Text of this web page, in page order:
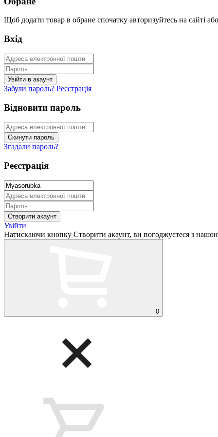
Щоб додати товар в обране спочатку авторизуйтесь на сайті або
Вхід
Забули пароль? Реєстрація
Відновити пароль
Згадали пароль?
Реєстрація
Увійти
Натискаючи кнопку Створити акаунт, ви погоджуєтеся з
0